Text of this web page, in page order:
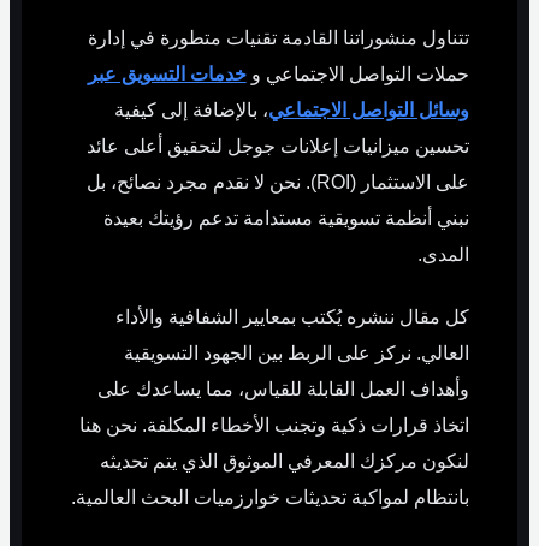
تتناول منشوراتنا القادمة تقنيات متطورة في إدارة
حملات التواصل الاجتماعي وخدمات التسويق عبر
وسائل التواصل الاجتماعي، بالإضافة إلى كيفية
تحسين ميزانيات إعلانات جوجل لتحقيق أعلى عائد
على الاستثمار (ROI). نحن لا نقدم مجرد نصائح، بل
نبني أنظمة تسويقية مستدامة تدعم رؤيتك بعيدة
المدى.
كل مقال ننشره يُكتب بمعايير الشفافية والأداء
العالي. نركز على الربط بين الجهود التسويقية
وأهداف العمل القابلة للقياس، مما يساعدك على
اتخاذ قرارات ذكية وتجنب الأخطاء المكلفة. نحن هنا
لنكون مركزك المعرفي الموثوق الذي يتم تحديثه
بانتظام لمواكبة تحديثات خوارزميات البحث العالمية.